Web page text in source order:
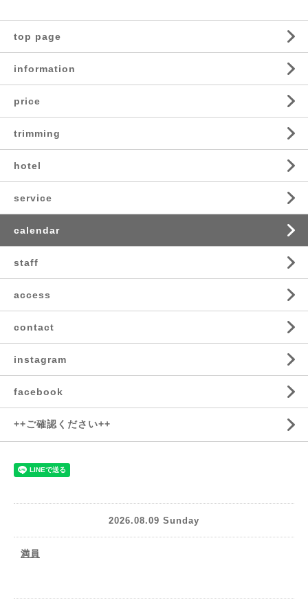
top page
information
price
trimming
hotel
service
calendar
staff
access
contact
instagram
facebook
++ご確認ください++
2026.08.09 Sunday
満員